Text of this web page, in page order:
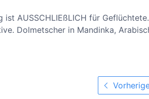
ist AUSSCHLIEßLICH für
Dolmetscher in Mandinka,